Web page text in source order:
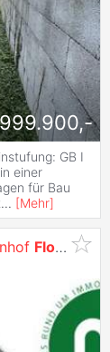
GB I
einer
für Bau
... [Mehr]
Floridsdorf